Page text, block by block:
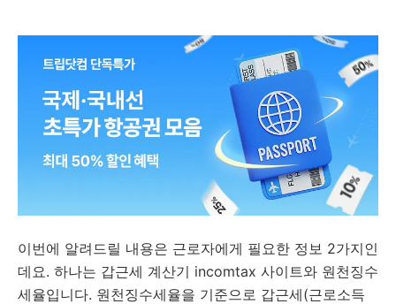
이번에 알려드릴 내용은 근로자에게 필요한 정보 2가지인
데요. 하나는 갑근세 계산기 incomtax 사이트와 원천징수
세율입니다. 원천징수세율을 기준으로 갑근세(근로소득